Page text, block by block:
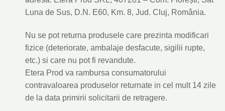
Luna de Sus, D.N. E60, Km. 8, Jud. Cluj, România.
Nu se pot returna produsele care prezinta modificari
fizice (deteriorate, ambalaje desfacute, sigilii rupte,
etc.) si care nu pot fi revandute.
Etera Prod va rambursa consumatorului
contravaloarea produselor returnate in cel mult 14 zile
de la data primirii solicitarii de retragere.